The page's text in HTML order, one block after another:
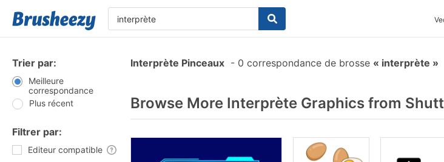
Trier par:
Meilleure
correspondance
Plus récent
Filtrer par:
Editeur compatible
Interprète Pinceaux - 0 correspondance de brosse interprète
Browse More Interprète Graphics from